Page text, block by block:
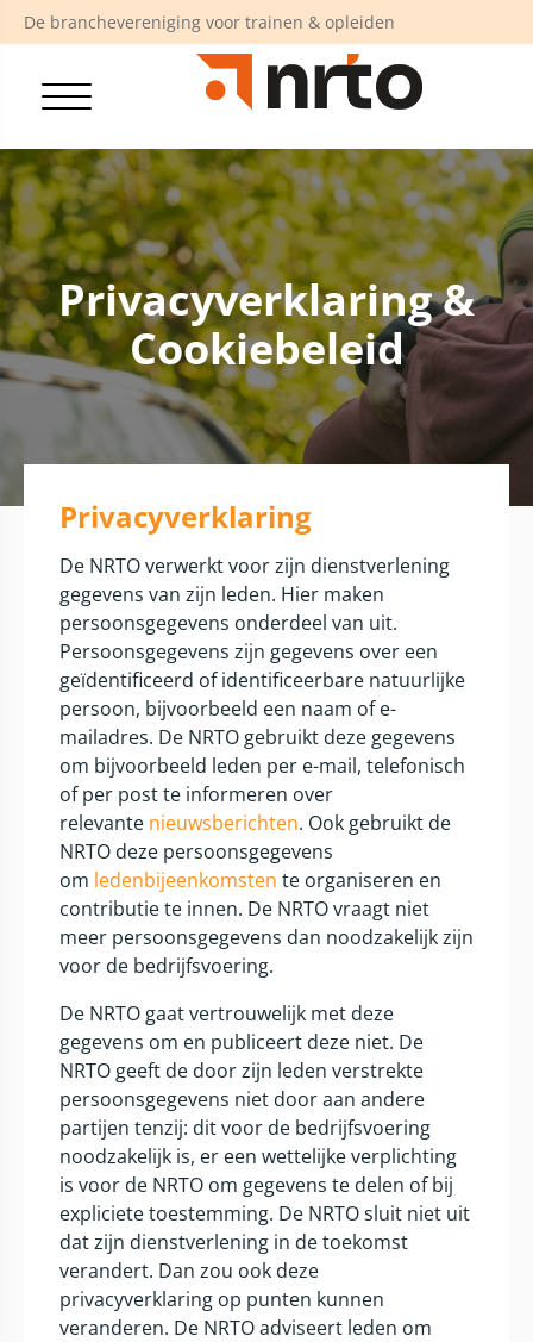
De branchevereniging voor trainen & opleiden
Privacyverklaring &
Cookiebeleid
Privacyverklaring
De NRTO verwerkt voor zijn dienstverlening
gegevens van zijn leden. Hier maken
persoonsgegevens onderdeel van uit.
Persoonsgegevens zijn gegevens over een
geïdentificeerd of identificeerbare natuurlijke
persoon, bijvoorbeeld een naam of e-
mailadres. De NRTO gebruikt deze gegevens
om bijvoorbeeld leden per e-mail, telefonisch
of per post te informeren over
relevante nieuwsberichten. Ook gebruikt de
NRTO deze persoonsgegevens
om ledenbijeenkomsten te organiseren en
contributie te innen. De NRTO vraagt niet
meer persoonsgegevens dan noodzakelijk zijn
voor de bedrijfsvoering.
De NRTO gaat vertrouwelijk met deze
gegevens om en publiceert deze niet. De
NRTO geeft de door zijn leden verstrekte
persoonsgegevens niet door aan andere
partijen tenzij: dit voor de bedrijfsvoering
noodzakelijk is, er een wettelijke verplichting
is voor de NRTO om gegevens te delen of bij
expliciete toestemming. De NRTO sluit niet uit
dat zijn dienstverlening in de toekomst
verandert. Dan zou ook deze
privacyverklaring op punten kunnen
veranderen. De NRTO adviseert leden om